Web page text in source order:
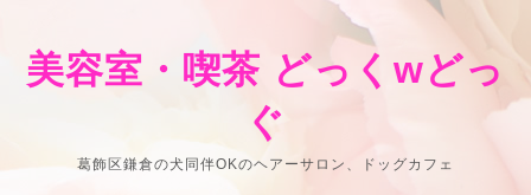
美容室・喫茶 どっくwどっ
ぐ
葛飾区鎌倉の犬同伴OKのヘアーサロン、ドッグカフェ